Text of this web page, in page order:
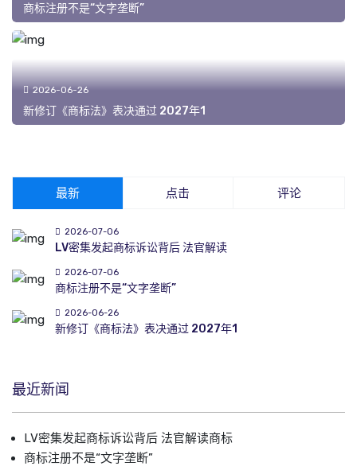
商标注册不是“文字垄断”
2026-06-26
新修订《商标法》表决通过 2027年1
最新 点击 评论
2026-07-06
LV密集发起商标诉讼背后 法官解读
2026-07-06
商标注册不是“文字垄断”
2026-06-26
新修订《商标法》表决通过 2027年1
最近新闻
LV密集发起商标诉讼背后 法官解读商标
商标注册不是“文字垄断”